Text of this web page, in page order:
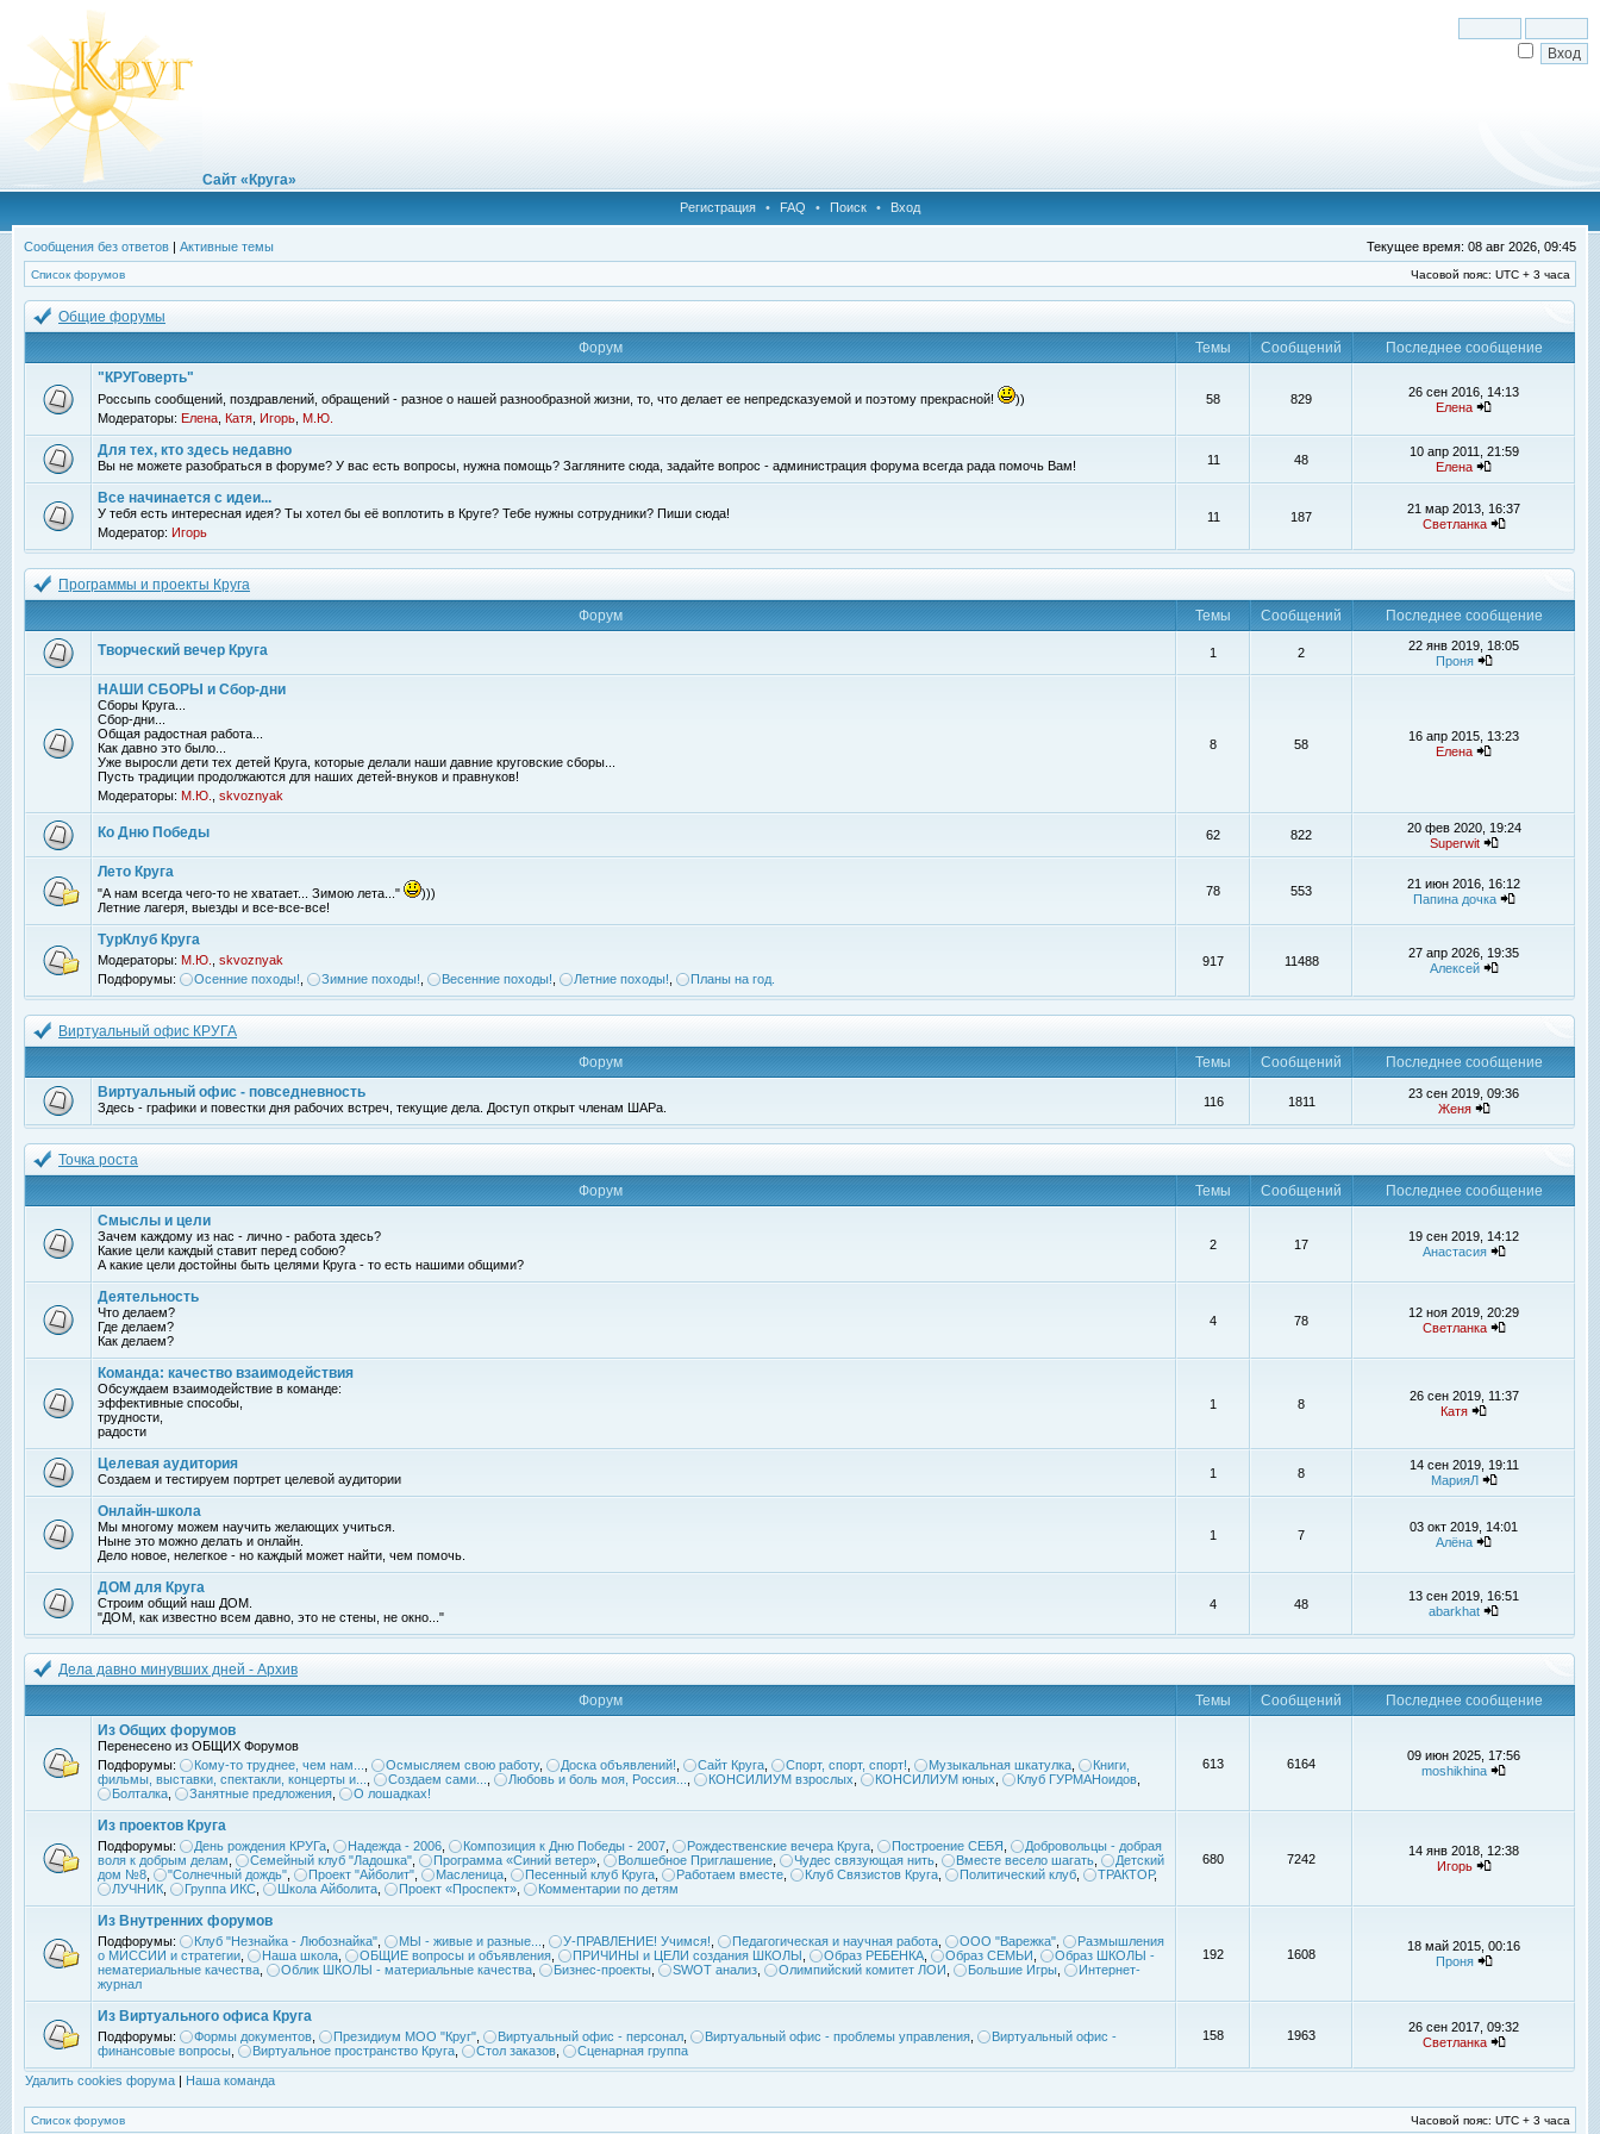
Сайт «Круга»
Регистрация • FAQ • Поиск • Вход
Сообщения без ответов | Активные темы Текущее время: 08 авг 2026, 09:45
Список форумов Часовой пояс: UTC + 3 часа
Общие форумы
Форум
Темы Сообщений
Последнее сообщение
"КРУГоверть"
Россыпь сообщений, поздравлений, обращений - разное о нашей разнообразной жизни, то, что делает ее непредсказуемой и поэтому прекрасной!
))
Модераторы: Елена Катя Игорь М.Ю.
58 829
26 сен 2016, 14:13
Елена
Для тех, кто здесь недавно
Вы не можете разобраться в форуме? У вас есть вопросы, нужна помощь? Загляните сюда, задайте вопрос - администрация форума всегда рада помочь Вам! 11 48
10 апр 2011, 21:59
Елена
Все начинается с идеи...
У тебя есть интересная идея? Ты хотел бы её воплотить в Круге? Тебе нужны сотрудники? Пиши сюда!
Модератор: Игорь
11 187
21 мар 2013, 16:37
Светланка
Программы и проекты Круга
Форум
Темы Сообщений Последнее сообщение
Творческий вечер Круга 1 2
22 янв 2019, 18:05
Проня
НАШИ СБОРЫ и Сбор-дни
Сборы Круга...
Сбор-дни...
Общая радостная работа...
Как давно это было...
Уже выросли дети тех детей Круга, которые делали наши давние круговские сборы...
Пусть традиции продолжаются для наших детей-внуков и правнуков!
Модераторы: М.Ю. skvoznyak
8 58
16 апр 2015, 13:23
Елена
Ко Дню Победы 62 822
20 фев 2020, 19:24
Superwit
Лето Круга
"А нам всегда чего-то не хватает... Зимою лета..."
)))
Летние лагеря, выезды и все-все-все!
78 553
21 июн 2016, 16:12
Папина дочка
ТурКлуб Круга
Модераторы: М.Ю.
skvoznyak
Подфорумы:
Осенние походы! Зимние походы! Весенние походы! Летние походы! Планы на год.
917 11488
27 апр 2026, 19:35
Алексей
Виртуальный офис КРУГА
Форум
Темы Сообщений
Последнее сообщение
Виртуальный офис - повседневность
Здесь - графики и повестки дня рабочих встреч, текущие дела. Доступ открыт членам ШАРа. 116 1811
23 сен 2019, 09:36
Женя
Точка роста
Форум
Темы Сообщений
Последнее сообщение
Смыслы и цели
Зачем каждому из нас - лично - работа здесь?
Какие цели каждый ставит перед собою?
А какие цели достойны быть целями Круга - то есть нашими общими?
2 17
19 сен 2019, 14:12
Анастасия
Деятельность
Что делаем?
Где делаем?
Как делаем?
4 78
12 ноя 2019, 20:29
Светланка
Команда: качество взаимодействия
Обсуждаем взаимодействие в команде:
эффективные способы,
трудности,
радости
1 8
26 сен 2019, 11:37
Катя
Целевая аудитория
Создаем и тестируем портрет целевой аудитории 1 8
14 сен 2019, 19:11
МарияЛ
Онлайн-школа
Мы многому можем научить желающих учиться.
Ныне это можно делать и онлайн.
Дело новое, нелегкое - но каждый может найти, чем помочь.
1 7
03 окт 2019, 14:01
Алёна
ДОМ для Круга
Строим общий наш ДОМ.
"ДОМ, как известно всем давно, это не стены, не окно..."
4 48
13 сен 2019, 16:51
abarkhat
Дела давно минувших дней - Архив
Форум
Темы Сообщений
Последнее сообщение
Из Общих форумов
Перенесено из ОБЩИХ Форумов
Подфорумы:
Кому-то труднее, чем нам... Осмысляем свою работу, Доска объявлений! Сайт Круга Спорт, спорт, спорт! Музыкальная шкатулка
Книги,
фильмы, выставки, спектакли, концерты и...
Создаем сами... Любовь и боль моя, Россия... КОНСИЛИУМ взрослых КОНСИЛИУМ юных Клуб ГУРМАНоидов
Болталка
Занятные предложения О лошадках!
613 6164
09 июн 2025, 17:56
moshikhina
Из проектов Круга
Подфорумы: День рождения КРУГа Надежда - 2006 Композиция к Дню Победы - 2007 Рождественские вечера Круга Построение СЕБЯ
Добровольцы - добрая
воля к добрым делам
Семейный клуб "Ладошка" Программа «Синий ветер» Волшебное Приглашение Чудес связующая нить Вместе весело шагать
Детский
дом №8
"Солнечный дождь" Проект "Айболит" Масленица Песенный клуб Круга Работаем вместе Клуб Связистов Круга Политический клуб ТРАКТОР,
ЛУЧНИК
Группа ИКС Школа Айболита Проект «Проспект» Комментарии по детям
680 7242
14 янв 2018, 12:38
Игорь
Из Внутренних форумов
Подфорумы: Клуб "Незнайка - Любознайка" МЫ - живые и разные... У-ПРАВЛЕНИЕ! Учимся! Педагогическая и научная работа ООО "Варежка"
Размышления
о МИССИИ и стратегии
Наша школа ОБЩИЕ вопросы и объявления ПРИЧИНЫ и ЦЕЛИ создания ШКОЛЫ Образ РЕБЕНКА Образ СЕМЬИ
Образ ШКОЛЫ -
нематериальные качества
Облик ШКОЛЫ - материальные качества Бизнес-проекты SWOT анализ Олимпийский комитет ЛОИ Большие Игры
Интернет-
журнал
192 1608
18 май 2015, 00:16
Проня
Из Виртуального офиса Круга
Подфорумы: Формы документов Президиум МОО "Круг" Виртуальный офис - персонал Виртуальный офис - проблемы управления
Виртуальный офис -
финансовые вопросы
Виртуальное пространство Круга Стол заказов Сценарная группа
158 1963
26 сен 2017, 09:32
Светланка
Удалить cookies форума | Наша команда
Список форумов Часовой пояс: UTC + 3 часа